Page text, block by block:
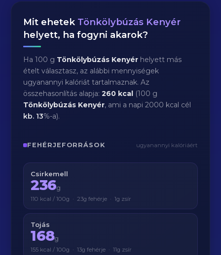
Mit ehetek Tönkölybúzás Kenyér
helyett, ha fogyni akarok?
Ha 100 g Tönkölybúzás Kenyér helyett más
ételt választasz, az alábbi mennyiségek
ugyanannyi kalóriát tartalmaznak. Az
összehasonlítás alapja:260 kcal (100 g
Tönkölybúzás Kenyér, ami a napi 2000 kcal cél
kb. 13%-a).
FEHÉRJEFORRÁSOK ugyanannyi kalóriáért
Csirkemell
236g
110 kcal / 100g · 23g fehérje · 1g zsír
Tojás
168g
155 kcal / 100g · 13g fehérje · 11g zsír